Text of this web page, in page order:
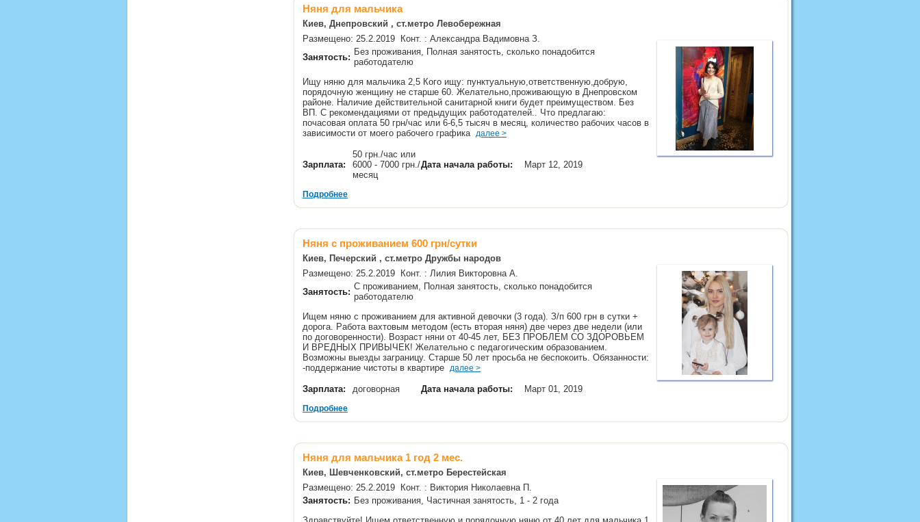
Няня для мальчика
Киев, Днепровский , ст.метро Левобережная
Размещено: 25.2.2019 Конт. : Александра Вадимовна З.
Занятость:
Без проживания, Полная занятость, сколько понадобится
работодателю
Ищу няню для мальчика 2,5 Кого ищу: пунктуальную,ответственную,добрую,
порядочную женщину не старше 60. Желательно,проживающую в Днепровском
районе. Наличие действительной санитарной книги будет преимуществом. Без
ВП. С рекомендациями от предыдущих работодателей.. Что предлагаю:
почасовая оплата 50 грн/час или 6-6,5 тысяч в месяц, количество рабочих часов в
зависимости от моего рабочего графика далее >
Зарплата:
50 грн./час или
6000 - 7000 грн./
месяц
Дата начала работы: Март 12, 2019
Подробнее
Няня с проживанием 600 грн/сутки
Киев, Печерский , ст.метро Дружбы народов
Размещено: 25.2.2019 Конт. : Лилия Викторовна А.
Занятость:
С проживанием, Полная занятость, сколько понадобится
работодателю
Ищем няню с проживанием для активной девочки (3 года). З/п 600 грн в сутки +
дорога. Работа вахтовым методом (есть вторая няня) две через две недели (или
по договоренности). Возраст няни от 40-45 лет, БЕЗ ПРОБЛЕМ СО ЗДОРОВЬЕМ
И ВРЕДНЫХ ПРИВЫЧЕК! Желательно с педагогическим образованием.
Возможны выезды заграницу. Старше 50 лет просьба не беспокоить. Обязанности:
-поддержание чистоты в квартире далее >
Зарплата: договорная Дата начала работы: Март 01, 2019
Подробнее
Няня для мальчика 1 год 2 мес.
Киев, Шевченковский, ст.метро Берестейская
Размещено: 25.2.2019 Конт. : Виктория Николаевна П.
Занятость: Без проживания, Частичная занятость, 1 - 2 года